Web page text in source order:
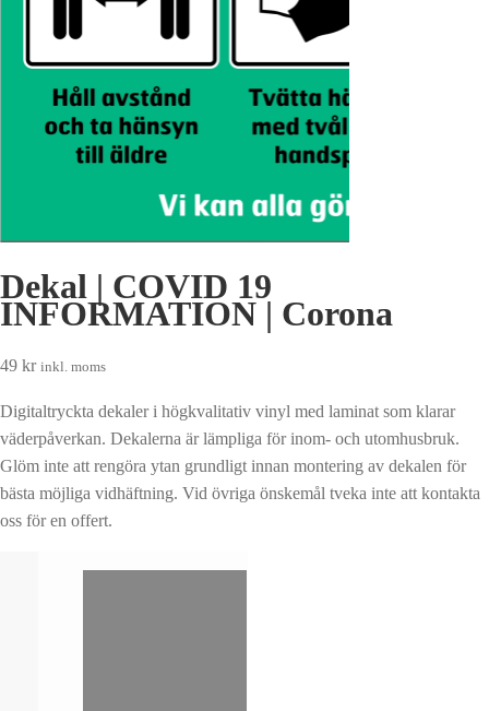
Dekal | COVID 19
INFORMATION | Corona
49 kr inkl. moms
Digitaltryckta dekaler i högkvalitativ vinyl med laminat som klarar
väderpåverkan. Dekalerna är lämpliga för inom- och utomhusbruk.
Glöm inte att rengöra ytan grundligt innan montering av dekalen för
bästa möjliga vidhäftning. Vid övriga önskemål tveka inte att kontakta
oss för en offert.